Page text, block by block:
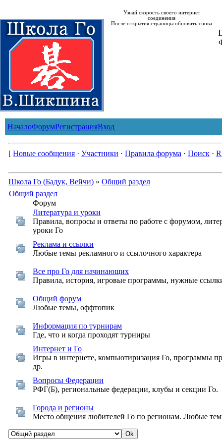
Узнай скорость своего интернет
соединения
После открытия страницы обновить снова
НачалоФорумРегистрацияВход
[ Новые сообщения · Участники · Правила форума · Поиск ·
Школа Го (Бадук, Вейчи) » Общий раздел
Общий раздел
Форум
Литература и уроки
Правила, вопросы и ответы по работе с форумом,
уроки Го
Реклама и ссылки
Любые темы рекламного и ссылочного характера
Все про Го для начинающих
Правила, история, игровые программы, нужные
Общий форум
Любые темы, оффтопик
Информация по турнирам
Где, что и когда проходят турниры
Интернет и Го
Игры в интернете, компьютиризация Го, программы
др.
Вопросы Федерации
РФГ(Б), региональные федерации, клубы и секции Го.
Города и регионы
Место общения любителей Го по регионам. Любые